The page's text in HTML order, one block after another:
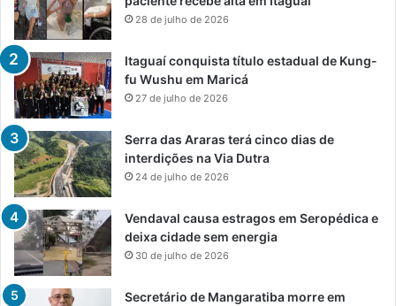
28 de julho de 2026
Itaguaí conquista título estadual de Kung-
fu Wushu em Maricá
27 de julho de 2026
Serra das Araras terá cinco dias de
interdições na Via Dutra
24 de julho de 2026
Vendaval causa estragos em Seropédica e
deixa cidade sem energia
30 de julho de 2026
Secretário de Mangaratiba morre em